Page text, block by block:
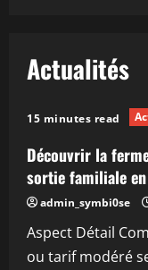
Actualités
15 minutes read
Découvrir la
sortie familiale
admin_symbi0se
Aspect Détail
ou tarif modéré